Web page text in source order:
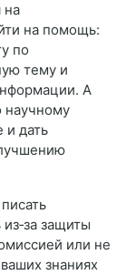
на
на помощь:
по
тему и
А
научному
и дать
защиты
или не
знаниях